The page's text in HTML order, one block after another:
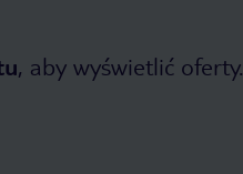
, aby wyświetlić oferty.